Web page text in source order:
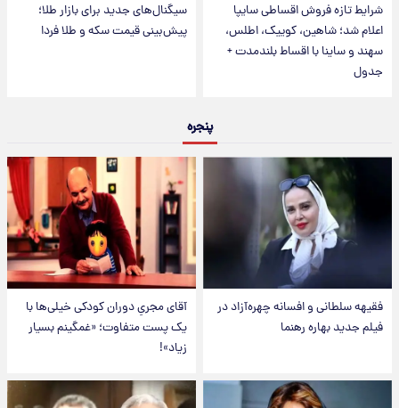
شرایط تازه فروش اقساطی سایپا
اعلام شد؛ شاهین، کوییک، اطلس،
سهند و ساینا با اقساط بلندمدت +
جدول
سیگنال‌های جدید برای بازار طلا؛
پیش‌بینی قیمت سکه و طلا فردا
پنجره
فقیهه سلطانی و افسانه چهره‌آزاد در
فیلم جدید بهاره رهنما
آقای مجریِ دوران کودکی خیلی‌ها با
یک پست متفاوت؛ «غمگینم بسیار
زیاد»!